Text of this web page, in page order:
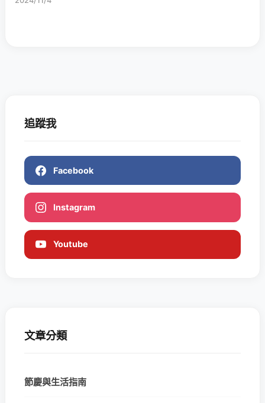
追蹤我
Facebook
Instagram
Youtube
文章分類
節慶與生活指南